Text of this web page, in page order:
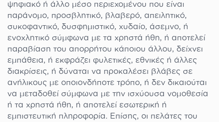
ψηφιακό ή άλλο μέσο περιεχομένου που είναι
παράνομο, προσβλητικό, βλαβερό, απειλητικό,
συκοφαντικό, δυσφημιστικό, χυδαίο, άσεμνο, ή
ενοχλητικό σύμφωνα με τα χρηστά ήθη, ή αποτελεί
παραβίαση του απορρήτου κάποιου άλλου, δείχνει
εμπάθεια, ή εκφράζει φυλετικές, εθνικές ή άλλες
διακρίσεις, ή δύναται να προκαλέσει βλάβες σε
ανήλικους με οποιονδήποτε τρόπο, ή δεν δικαιούται
να μεταδοθεί σύμφωνα με την ισχύουσα νομοθεσία
ή τα χρηστά ήθη, ή αποτελεί εσωτερική ή
εμπιστευτική πληροφορία. Επίσης, οι πελάτες του